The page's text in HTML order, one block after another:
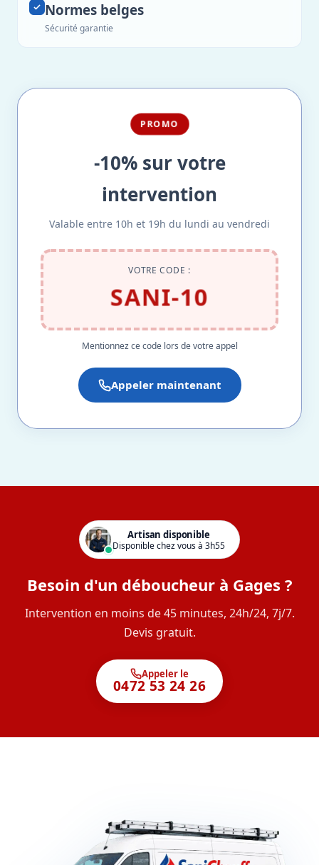
Normes belges
Sécurité garantie
PROMO
-10% sur votre
intervention
Valable entre 10h et 19h du lundi au vendredi
VOTRE CODE :
SANI-10
Mentionnez ce code lors de votre appel
Appeler maintenant
Artisan disponible
Disponible chez vous à 3h55
Besoin d'un déboucheur à Gages ?
Intervention en moins de 45 minutes, 24h/24, 7j/7.
Devis gratuit.
Appeler le
0472 53 24 26